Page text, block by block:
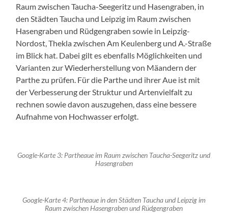
Raum zwischen Taucha-Seegeritz und Hasengraben, in
den Städten Taucha und Leipzig im Raum zwischen
Hasengraben und Rüdgengraben sowie in Leipzig-
Nordost, Thekla zwischen Am Keulenberg und A.-Straße
im Blick hat. Dabei gilt es ebenfalls Möglichkeiten und
Varianten zur Wiederherstellung von Mäandern der
Parthe zu prüfen. Für die Parthe und ihrer Aue ist mit
der Verbesserung der Struktur und Artenvielfalt zu
rechnen sowie davon auszugehen, dass eine bessere
Aufnahme von Hochwasser erfolgt.
Google-Karte 3: Partheaue im Raum zwischen Taucha-Seegeritz und
Hasengraben
Google-Karte 4: Partheaue in den Städten Taucha und Leipzig im
Raum zwischen Hasengraben und Rüdgengraben